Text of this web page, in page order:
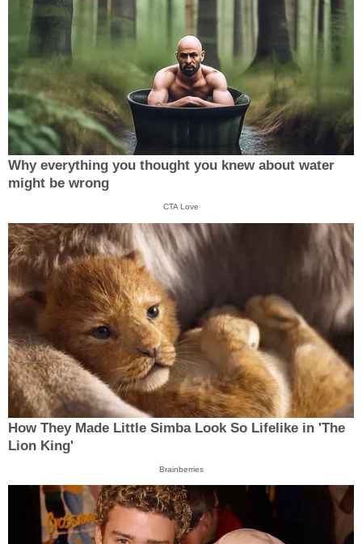
Why everything you thought you knew about water
might be wrong
CTA Love
How They Made Little Simba Look So Lifelike in 'The
Lion King'
Brainberries